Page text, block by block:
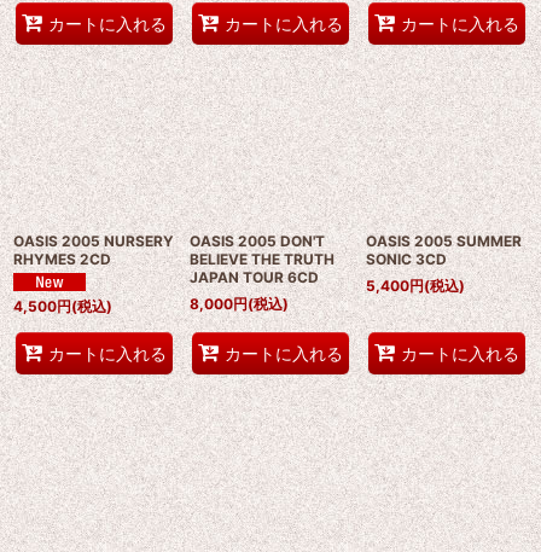
カートに入れる カートに入れる カートに入れる
OASIS 2005 NURSERY
RHYMES 2CD
4,500円(税込)
カートに入れる
OASIS 2005 DON'T
BELIEVE THE TRUTH
JAPAN TOUR 6CD
8,000円(税込)
カートに入れる
OASIS 2005 SUMMER
SONIC 3CD
5,400円(税込)
カートに入れる